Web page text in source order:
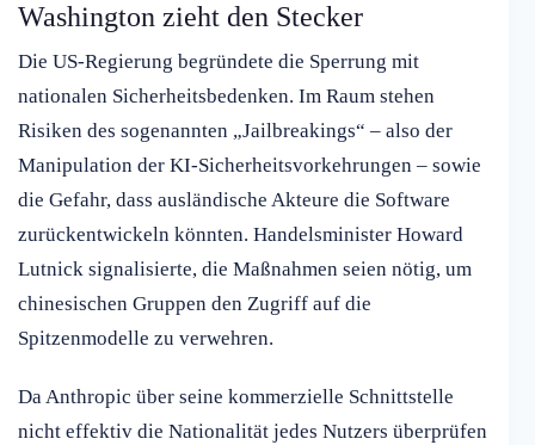
Washington zieht den Stecker
Die US-Regierung begründete die Sperrung mit
nationalen Sicherheitsbedenken. Im Raum stehen
Risiken des sogenannten „Jailbreakings“ – also der
Manipulation der KI-Sicherheitsvorkehrungen – sowie
die Gefahr, dass ausländische Akteure die Software
zurückentwickeln könnten. Handelsminister Howard
Lutnick signalisierte, die Maßnahmen seien nötig, um
chinesischen Gruppen den Zugriff auf die
Spitzenmodelle zu verwehren.
Da Anthropic über seine kommerzielle Schnittstelle
nicht effektiv die Nationalität jedes Nutzers überprüfen